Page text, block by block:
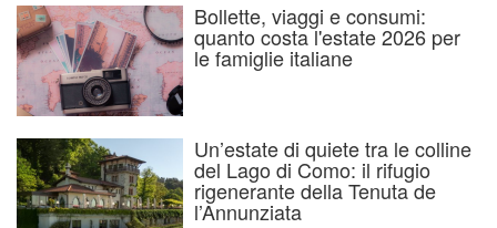
Bollette, viaggi e consumi:
quanto costa l'estate 2026 per
le famiglie italiane
Un’estate di quiete tra le colline
del Lago di Como: il rifugio
rigenerante della Tenuta de
l’Annunziata